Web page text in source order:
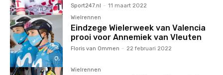
Sport247.nl - 11 maart 2022
Wielrennen
Eindzege Wielerweek van Valencia
prooi voor Annemiek van Vleuten
Floris van Ommen - 22 februari 2022
Wielrennen